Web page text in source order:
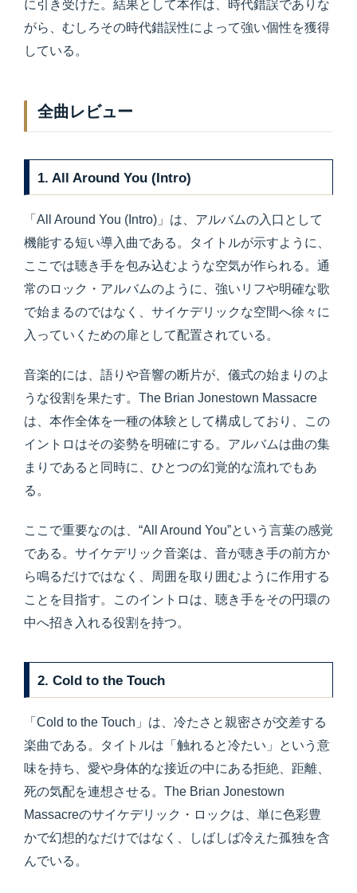
に引き受けた。結果として本作は、時代錯誤でありな
がら、むしろその時代錯誤性によって強い個性を獲得
している。
全曲レビュー
1. All Around You (Intro)
「All Around You (Intro)」は、アルバムの入口として
機能する短い導入曲である。タイトルが示すように、
ここでは聴き手を包み込むような空気が作られる。通
常のロック・アルバムのように、強いリフや明確な歌
で始まるのではなく、サイケデリックな空間へ徐々に
入っていくための扉として配置されている。
音楽的には、語りや音響の断片が、儀式の始まりのよ
うな役割を果たす。The Brian Jonestown Massacre
は、本作全体を一種の体験として構成しており、この
イントロはその姿勢を明確にする。アルバムは曲の集
まりであると同時に、ひとつの幻覚的な流れでもあ
る。
ここで重要なのは、“All Around You”という言葉の感覚
である。サイケデリック音楽は、音が聴き手の前方か
ら鳴るだけではなく、周囲を取り囲むように作用する
ことを目指す。このイントロは、聴き手をその円環の
中へ招き入れる役割を持つ。
2. Cold to the Touch
「Cold to the Touch」は、冷たさと親密さが交差する
楽曲である。タイトルは「触れると冷たい」という意
味を持ち、愛や身体的な接近の中にある拒絶、距離、
死の気配を連想させる。The Brian Jonestown
Massacreのサイケデリック・ロックは、単に色彩豊
かで幻想的なだけではなく、しばしば冷えた孤独を含
んでいる。